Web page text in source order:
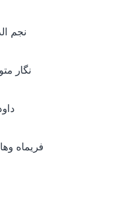
(نجم
(نگار
(فریماه